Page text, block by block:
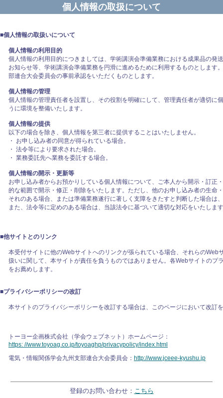
個人情報の取扱について
■個人情報の取扱いについて
個人情報の利用目的
個人情報の利用目的につきましては、学術講演会準備業務における成果品の発
お知らせ等、学術講演会準備業務を円滑に進めるために利用するものとします
部連合大会委員会の事前承認をいただくものとします。
個人情報の管理
個人情報の管理責任者を設置し、その役割を明確にして、管理責任者が適切に
うに環境を整備いたします。
個人情報の提供
以下の場合を除き、個人情報を第三者に提供することはいたしません。
・ お申し込み者の同意が得られている場合。
・ 法令等により要求された場合。
・ 業務委託先へ業務を委託する場合。
個人情報の開示・更新等
お申し込み者からお預かりしている個人情報について、ご本人から開示・訂正
的な範囲で開示・修正・削除をいたします。ただし、他のお申し込み者の生命
それのある場合、または準備業務遂行に著しく支障をきたすと判断した場合は
また、法令等に定めのある場合は、当該法令に基づいて適切な対応をいたしま
■他サイトとのリンク
本受付サイトに他のWebサイトへのリンクが張られている場合、それらのWeb
扱いに関して、本サイトが責任を負うものではありません。各Webサイトのプ
をお薦めします。
■プライバシーポリシーの改訂
本サイトのプライバシーポリシーを改訂する場合は、このページにおいて改訂
トーヨー企画株式会社（学会ウェブネット）ホームページ：
https: //www.toyoag.co.jp/toyoaghp/privacypolicy/index.html
電気・情報関係学会九州支部連合大会委員会： http://www.jceee-kyushu.jp
登録のお問い合わせ： こちら